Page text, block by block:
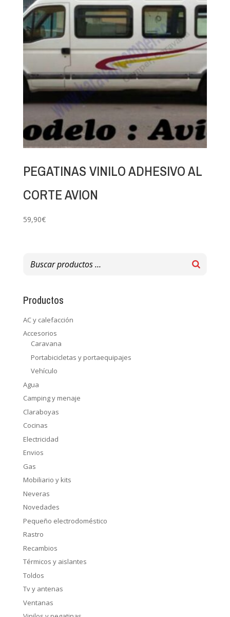
231,00€
PEGATINAS VINILO ADHESIVO AL
CORTE AVION
59,90€
Productos
AC y calefacción
Accesorios
Caravana
Portabicicletas y portaequipajes
Vehículo
Agua
Camping y menaje
Claraboyas
Cocinas
Electricidad
Envios
Gas
Mobiliario y kits
Neveras
Novedades
Pequeño electrodoméstico
Rastro
Recambios
Térmicos y aislantes
Toldos
Tv y antenas
Ventanas